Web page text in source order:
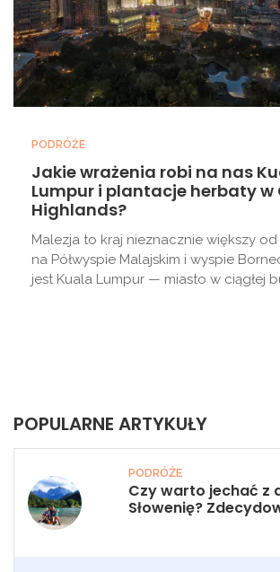
PODRÓŻE
Jakie wrażenia robi na nas
Lumpur i plantacje herbaty w
Highlands?
Malezja to kraj nieznacznie większy od
na Półwyspie Malajskim i wyspie
jest Kuala Lumpur — miasto w ciągłej
POPULARNE ARTYKUŁY
PODRÓŻE
Czy warto jechać z
Słowenię?